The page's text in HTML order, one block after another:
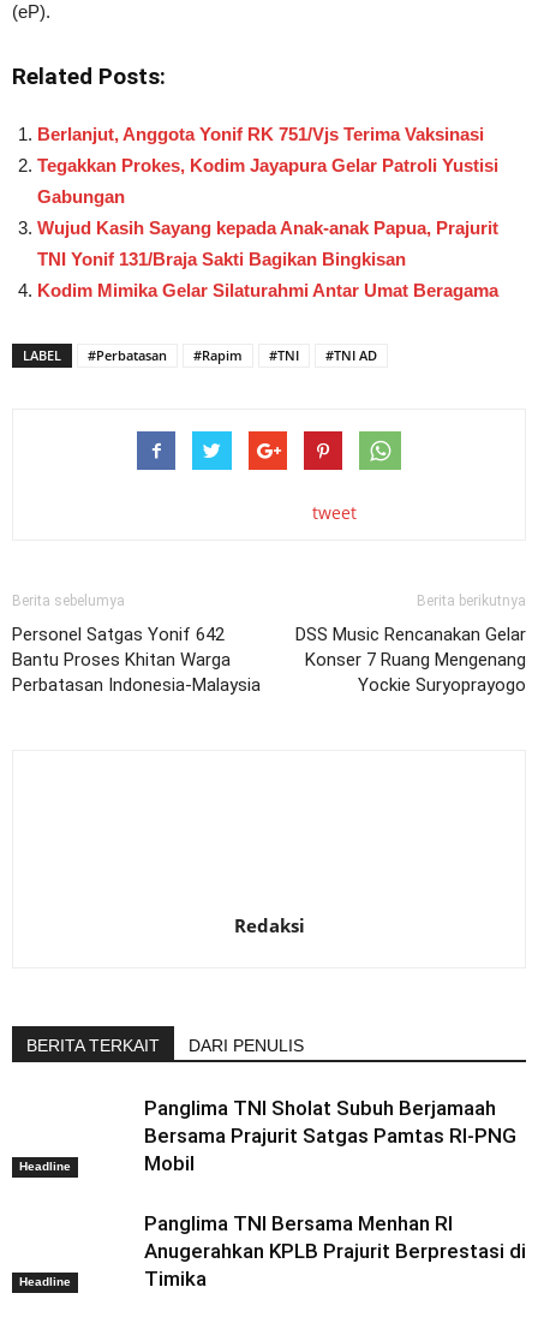
(eP).
Related Posts:
Berlanjut, Anggota Yonif RK 751/Vjs Terima Vaksinasi
Tegakkan Prokes, Kodim Jayapura Gelar Patroli Yustisi
Gabungan
Wujud Kasih Sayang kepada Anak-anak Papua, Prajurit
TNI Yonif 131/Braja Sakti Bagikan Bingkisan
Kodim Mimika Gelar Silaturahmi Antar Umat Beragama
LABEL #Perbatasan #Rapim #TNI #TNI AD
tweet
Berita sebelumya
Personel Satgas Yonif 642
Bantu Proses Khitan Warga
Perbatasan Indonesia-Malaysia
Berita berikutnya
DSS Music Rencanakan Gelar
Konser 7 Ruang Mengenang
Yockie Suryoprayogo
Redaksi
BERITA TERKAIT DARI PENULIS
Headline
Panglima TNI Sholat Subuh Berjamaah
Bersama Prajurit Satgas Pamtas RI-PNG
Mobil
Headline
Panglima TNI Bersama Menhan RI
Anugerahkan KPLB Prajurit Berprestasi di
Timika